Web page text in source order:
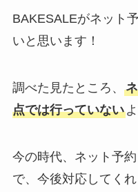
BAKESALEがネット
いと思います！
調べた見たところ、
点では行っていない
今の時代、ネット予
で、今後対応してく